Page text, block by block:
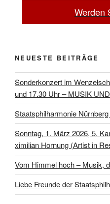
Werden
NEUESTE BEITRÄGE
Sonderkonzert im
und 17.30 Uhr – MUSIK
Staatsphilharmonie Nürnberg
Sonntag, 1. März 2026, 5.
xi­mi­li­an Hor­nung (Artist in
Vom Himmel hoch – Musik,
Liebe Freunde der